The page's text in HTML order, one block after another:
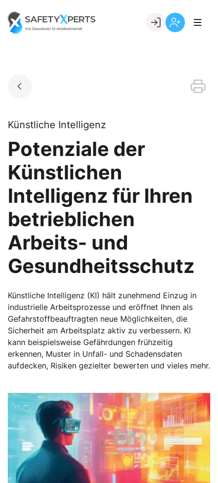
content
Go to landing page.
Künstliche Intelligenz
Potenziale der
Künstlichen
Intelligenz für Ihren
betrieblichen
Arbeits- und
Gesundheitsschutz
Künstliche Intelligenz (KI) hält zunehmend Einzug in
industrielle Arbeitsprozesse und eröffnet Ihnen als
Gefahrstoffbeauftragten neue Möglichkeiten, die
Sicherheit am Arbeitsplatz aktiv zu verbessern. KI
kann beispielsweise Gefährdungen frühzeitig
erkennen, Muster in Unfall- und Schadensdaten
aufdecken, Risiken gezielter bewerten und vieles mehr.